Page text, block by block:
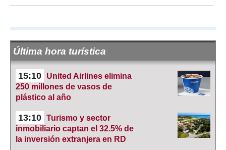
Última hora turística
15:10
United Airlines elimina
250 millones de vasos de
plástico al año
13:10 Turismo y sector
inmobiliario captan el 32.5% de
la inversión extranjera en RD